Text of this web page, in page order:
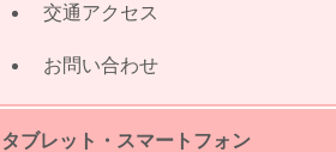
交通アクセス
お問い合わせ
タブレット・スマートフォン